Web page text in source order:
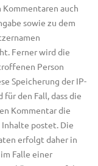
auch
sowie zu dem
Ferner wird die
Person
Speicherung der IP-
den Fall, dass die
Kommentar die
postet. Die
erfolgt daher in
Falle einer